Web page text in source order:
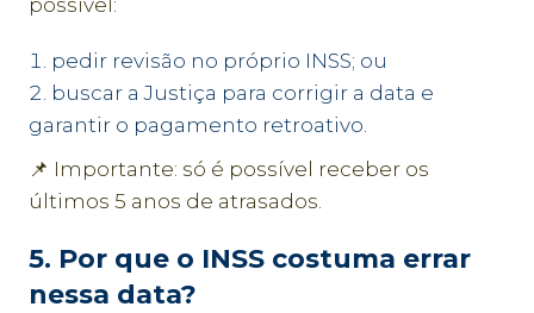
possível:
pedir revisão no próprio INSS; ou
buscar a Justiça para corrigir a data e
garantir o pagamento retroativo.
📌 Importante: só é possível receber os
últimos 5 anos de atrasados.
5. Por que o INSS costuma errar
nessa data?